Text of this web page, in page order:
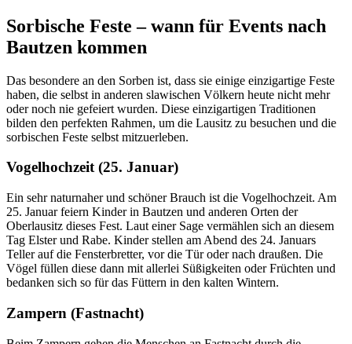
Sorbische Feste – wann für Events nach
Bautzen kommen
Das besondere an den Sorben ist, dass sie einige einzigartige Feste
haben, die selbst in anderen slawischen Völkern heute nicht mehr
oder noch nie gefeiert wurden. Diese einzigartigen Traditionen
bilden den perfekten Rahmen, um die Lausitz zu besuchen und die
sorbischen Feste selbst mitzuerleben.
Vogelhochzeit (25. Januar)
Ein sehr naturnaher und schöner Brauch ist die Vogelhochzeit. Am
25. Januar feiern Kinder in Bautzen und anderen Orten der
Oberlausitz dieses Fest. Laut einer Sage vermählen sich an diesem
Tag Elster und Rabe. Kinder stellen am Abend des 24. Januars
Teller auf die Fensterbretter, vor die Tür oder nach draußen. Die
Vögel füllen diese dann mit allerlei Süßigkeiten oder Früchten und
bedanken sich so für das Füttern in den kalten Wintern.
Zampern (Fastnacht)